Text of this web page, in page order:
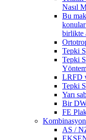
Nasıl
Bu
birlikte
Tepki
Tepki
LRFD
Tepki
Yarı
Bir
FE
AS /